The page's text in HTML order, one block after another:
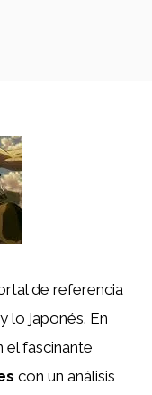
de referencia
y lo japonés. En
el fascinante
con un análisis